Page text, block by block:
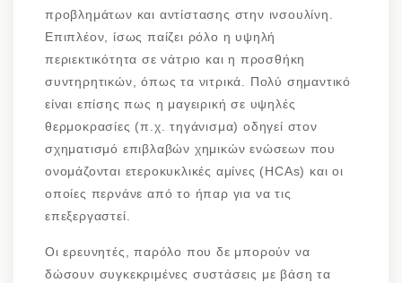
προβλημάτων και αντίστασης στην ινσουλίνη.
Επιπλέον, ίσως παίζει ρόλο η υψηλή
περιεκτικότητα σε νάτριο και η προσθήκη
συντηρητικών, όπως τα νιτρικά. Πολύ σημαντικό
είναι επίσης πως η μαγειρική σε υψηλές
θερμοκρασίες (π.χ. τηγάνισμα) οδηγεί στον
σχηματισμό επιβλαβών χημικών ενώσεων που
ονομάζονται ετεροκυκλικές αμίνες (HCAs) και οι
οποίες περνάνε από το ήπαρ για να τις
επεξεργαστεί.
Οι ερευνητές, παρόλο που δε μπορούν να
δώσουν συγκεκριμένες συστάσεις με βάση τα